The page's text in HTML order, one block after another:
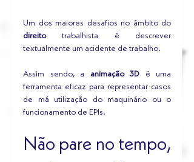
direito trabalhista é descrever
textualmente um acidente de trabalho.
Assim sendo, a animação 3D é uma
ferramenta eficaz para representar casos
de má utilização do maquinário ou o
funcionamento de EPIs.
Não pare no tempo,